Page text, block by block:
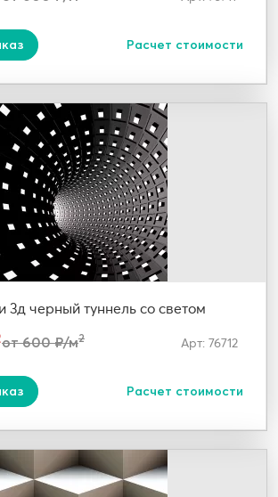
Расчет стоимости
3д черный туннель со светом
от 600 ₽/м2 Арт: 76712
Расчет стоимости